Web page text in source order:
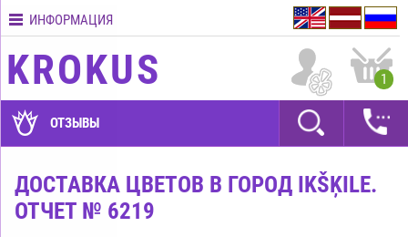
Контакты
Условия
ГАРАНТИИ
оплатить?
Как
ИНФОРМАЦИЯ
KROKUS 1
ОТЗЫВЫ
ДОСТАВКА ЦВЕТОВ В ГОРОД IKŠĶILE.
ОТЧЕТ № 6219